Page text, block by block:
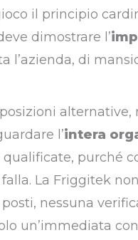
il principio
dimostrare l’
l’azienda, di
l’intera
purché
La Friggitek
nessuna
un’immediata